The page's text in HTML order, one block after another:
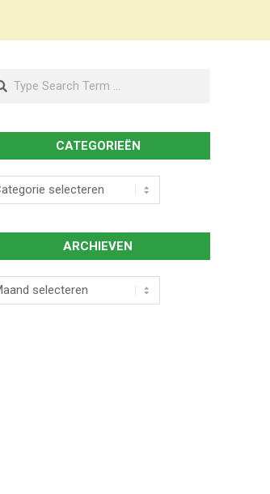
CATEGORIEËN
ARCHIEVEN